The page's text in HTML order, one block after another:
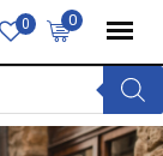
0
0